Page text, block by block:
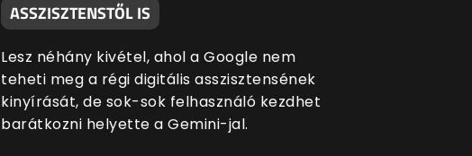
ASSZISZTENSTŐL IS
Lesz néhány kivétel, ahol a Google nem
teheti meg a régi digitális asszisztensének
kinyírását, de sok-sok felhasználó kezdhet
barátkozni helyette a Gemini-jal.